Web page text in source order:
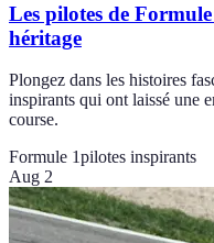
Les pilotes de
héritage
Plongez dans les histoires
inspirants qui ont laissé une
course.
Formule 1pilotes inspirants
Aug 2